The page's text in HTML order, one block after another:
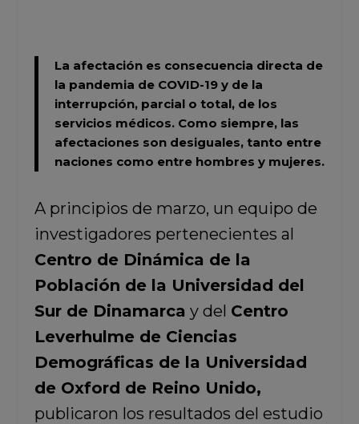
La afectación es consecuencia directa de
la pandemia de COVID-19 y de la
interrupción, parcial o total, de los
servicios médicos.Como siempre, las
afectaciones son desiguales, tanto entre
naciones como entre hombres y mujeres.
A principios de marzo, un equipo de
investigadores pertenecientes al
Centro de Dinámica de la
Población de la Universidad del
Sur de Dinamarca y del Centro
Leverhulme de Ciencias
Demográficas de la Universidad
de Oxford de Reino Unido,
publicaron los resultados del estudio